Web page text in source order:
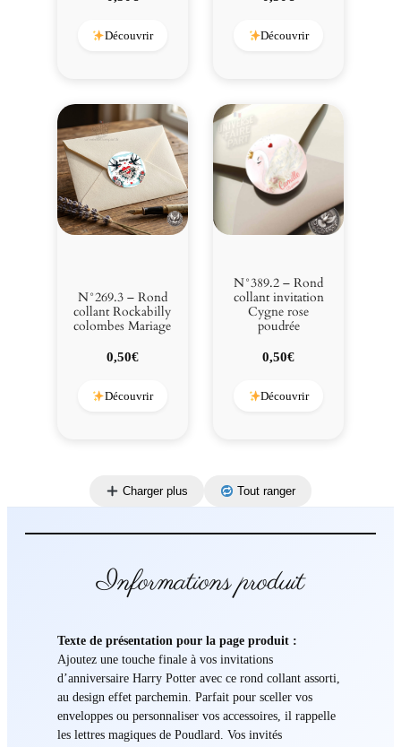
Découvrir Découvrir
N°269.3 – Rond
collant Rockabilly
colombes Mariage
0,50€
Découvrir
N°389.2 – Rond
collant invitation
Cygne rose
poudrée
0,50€
Découvrir
Charger plus Tout ranger
Informations produit
Texte de présentation pour la page produit :
Ajoutez une touche finale à vos invitations
d’anniversaire Harry Potter avec ce rond collant assorti,
au design effet parchemin. Parfait pour sceller vos
enveloppes ou personnaliser vos accessoires, il rappelle
les lettres magiques de Poudlard. Vos invités